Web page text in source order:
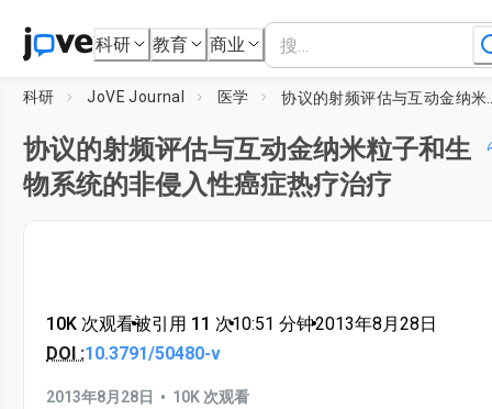
科研 教育 商业
科研 JoVE Journal 医学
协议的射频评估与互动金纳米粒子和生
物系统的非侵入性癌症热疗治疗
10K 次观看•被引用 11 次•10:51 分钟•2013年8月28日
DOI :10.3791/50480-v
2013年8月28日 • 10K 次观看